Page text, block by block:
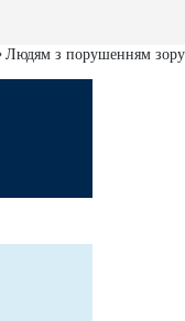
Людям з порушенням зору